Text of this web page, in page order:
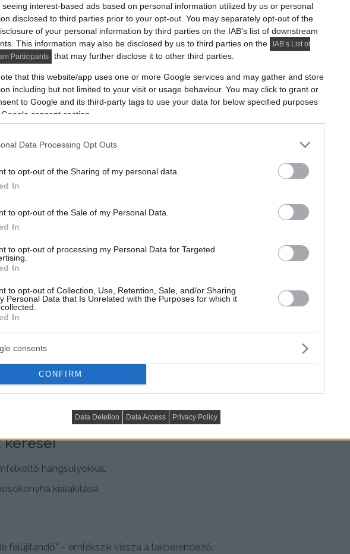
seeing interest-based ads based on personal information utilized by us or personal
disclosed to third parties prior to your opt-out. You may separately opt-out of the
of your personal information by third parties on the IAB’s list of downstream
This information may also be disclosed by us to third parties on the
IAB’s List of
Participants
that may further disclose it to other third parties.
that this website/app uses one or more Google services and may gather and store
including but not limited to your visit or usage behaviour. You may click to grant or
to Google and its third-party tags to use your data for below specified purposes
consent section.
Data Processing Opt Outs
to opt-out of the Sharing of my personal data.
In
to opt-out of the Sale of my Personal Data.
In
to opt-out of processing my Personal Data for Targeted
In
to opt-out of Collection, Use, Retention, Sale, and/or Sharing
Personal Data that Is Unrelated with the Purposes for which it
In
consents
CONFIRM
Data Deletion Data Access Privacy Policy
kérései
hangsúlyokkal.
kialakítása.
felújítandó” – emlékszik vissza a lakberendező.